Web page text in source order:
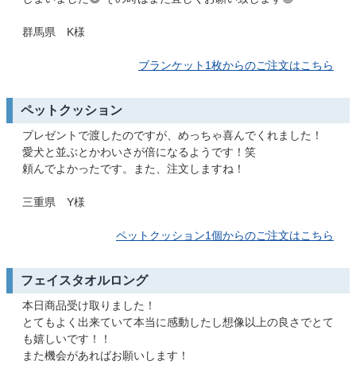
群馬県 K様
ブランケット1枚からのご注文はこちら
ペットクッション
プレゼントで渡したのですが、めっちゃ喜んでくれました！
愛犬と並ぶとかわいさが倍になるようです！笑
頼んでよかったです。また、注文しますね！
三重県 Y様
ペットクッション1個からのご注文はこちら
フェイスタオルロング
本日商品受け取りました！
とてもよく出来ていて本当に感動したし想像以上の良さでとて
も嬉しいです！！
また機会があればお願いします！